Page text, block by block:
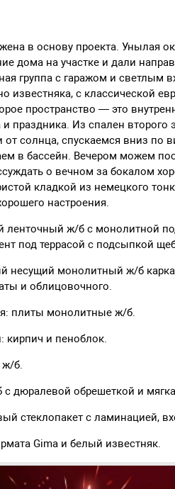
в основу проекта. Унылая
дома на участке и дали
группа с гаражом и
известняка, с классической
пространство — это
и праздника. Из спален
солнца, спускаемся вниз по
в бассейн. Вечером можем
о вечном за бокалом
кладкой из немецкого
настроения.
ленточный ж/б с монолитной
под террасой с подсыпкой
несущий монолитный ж/б
и облицовочного.
плиты монолитные ж/б.
кирпич и пеноблок.
б.
дюралевой обрешеткой и
стеклопакет с ламинацией,
Gima и белый известняк.